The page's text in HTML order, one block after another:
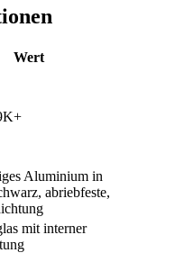
Wert
Aluminium in
abriebfeste,
mit interner